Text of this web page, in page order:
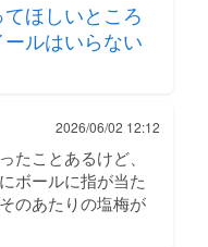
ほしいところ
ルはいらない
2026/06/02 12:12
たことあるけど、
ボールに指が当た
のあたりの塩梅が